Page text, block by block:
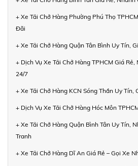
+ Xe Tải Chở Hàng Phường Phú Thọ
Đãi
+ Xe Tải Chở Hàng Quận Tân Bình Uy Tín,
+ Dịch Vụ Xe Tải Chở Hàng TPHCM Giá Rẻ,
24/7
+ Xe Tải Chở Hàng KCN Sóng Thần Uy Tín,
+ Dịch Vụ Xe Tải Chở Hàng Hóc Môn
+ Xe Tải Chở Hàng Quận Bình Tân Uy Tín,
Tranh
+ Xe Tải Chở Hàng Dĩ An Giá Rẻ – Gọi Xe